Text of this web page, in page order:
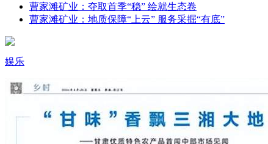
曹家滩矿业：夺取首季“稳” 绘就生态卷
曹家滩矿业：地质保障“上云” 服务采掘“有底”
娱乐